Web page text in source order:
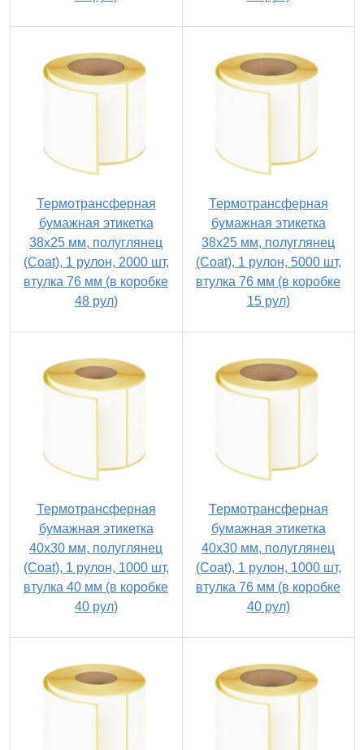
Термотрансферная
бумажная этикетка
38х25 мм, полуглянец
(Coat), 1 рулон, 2000 шт,
втулка 76 мм (в коробке
48 рул)
Термотрансферная
бумажная этикетка
38х25 мм, полуглянец
(Coat), 1 рулон, 5000 шт,
втулка 76 мм (в коробке
15 рул)
Термотрансферная
бумажная этикетка
40х30 мм, полуглянец
(Coat), 1 рулон, 1000 шт,
втулка 40 мм (в коробке
40 рул)
Термотрансферная
бумажная этикетка
40х30 мм, полуглянец
(Coat), 1 рулон, 1000 шт,
втулка 76 мм (в коробке
40 рул)